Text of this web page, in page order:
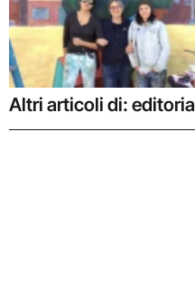
Altri articoli di: editoria